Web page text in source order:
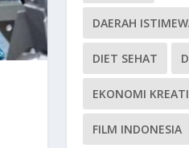
DAERAH
DIET SEHAT
EKONOMI
FILM INDONESIA